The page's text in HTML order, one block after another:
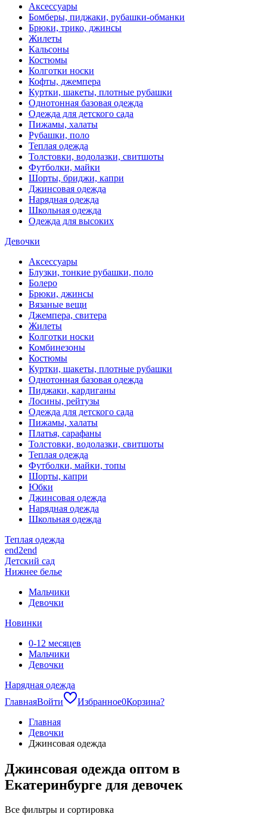
Аксессуары
Бомберы, пиджаки, рубашки-обманки
Брюки, трико, джинсы
Жилеты
Кальсоны
Костюмы
Колготки носки
Кофты, джемпера
Куртки, шакеты, плотные рубашки
Однотонная базовая одежда
Одежда для детского сада
Пижамы, халаты
Рубашки, поло
Теплая одежда
Толстовки, водолазки, свитшоты
Футболки, майки
Шорты, бриджи, капри
Джинсовая одежда
Нарядная одежда
Школьная одежда
Одежда для высоких
Девочки
Аксессуары
Блузки, тонкие рубашки, поло
Болеро
Брюки, джинсы
Вязаные вещи
Джемпера, свитера
Жилеты
Колготки носки
Комбинезоны
Костюмы
Куртки, шакеты, плотные рубашки
Однотонная базовая одежда
Пиджаки, кардиганы
Лосины, рейтузы
Одежда для детского сада
Пижамы, халаты
Платья, сарафаны
Толстовки, водолазки, свитшоты
Теплая одежда
Футболки, майки, топы
Шорты, капри
Юбки
Джинсовая одежда
Нарядная одежда
Школьная одежда
Теплая одежда
end2end
Детский сад
Нижнее белье
Мальчики
Девочки
Новинки
0-12 месяцев
Мальчики
Девочки
Нарядная одежда
ГлавнаяВойти Избранное0Корзина?
Главная
Девочки
Джинсовая одежда
Джинсовая одежда оптом в
Екатеринбурге для девочек
Все фильтры и сортировка